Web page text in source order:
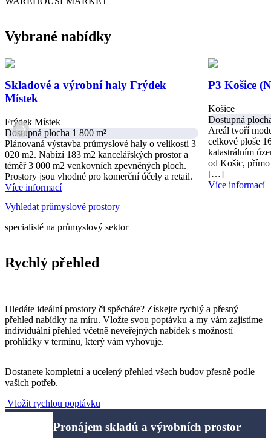
Vybrané nabídky
Skladové a výrobní haly Frýdek
Místek
Frýdek Místek
Dostupná plocha 1 800 m²
Plánovaná výstavba průmyslové haly o velikosti 3
020 m2. Nabízí 183 m2 kancelářských prostor a
téměř 3 000 m2 venkovních zpevněných ploch.
Prostory jsou vhodné pro komerční účely a retail.
Více informací
P3 Košice
Košice
Dostupná
Areál tvoří
celkové ploše
katastrálním
od Košic,
[…]
Více informací
Vyhledat průmyslové prostory
specialisté na průmyslový sektor
Rychlý přehled
Hledáte ideální prostory či spěcháte? Získejte rychlý a přesný
přehled nabídky na míru. Vložte svou poptávku a my vám zajistíme
individuální přehled včetně neveřejných nabídek s možností
prohlídky v termínu, který vám vyhovuje.
Dostanete kompletní a ucelený přehled všech budov přesně podle
vašich potřeb.
Vložit rychlou poptávku
Pronájem skladů a výrobních prostor​